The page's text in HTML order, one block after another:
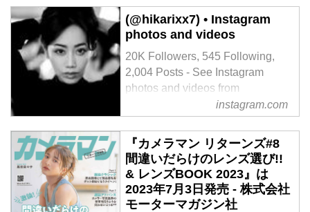
(@hikarixx7) • Instagram
photos and videos
20K Followers, 545 Following,
2,004 Posts - See Instagram
photos and videos from
instagram.com
『カメラマン リターンズ#8
間違いだらけのレンズ選び!!
& レンズBOOK 2023』は
2023年7月3日発売 - 株式会社
モーターマガジン社